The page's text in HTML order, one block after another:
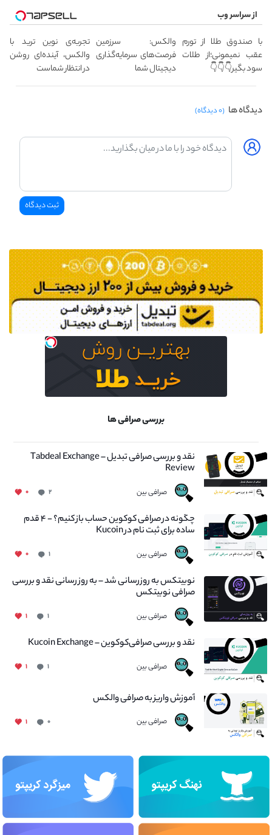
از سراسر وب
با صندوق طلا از تورم
عقب نمیمونی؛از طلات
سود بگیر👇👇👇
والکس: سرزمین
فرصت‌های سرمایه‌گذاری
دیجیتال شما
تجربه‌ی نوین ترید با
والکس، آینده‌ای روشن
در انتظار شماست
دیدگاه ها (۰ دیدگاه)
بررسی صرافی ها
نقد و بررسی صرافی تبدیل – Tabdeal Exchange
Review
صرافی بین ۲ ۰
چگونه در صرافی کوکوین حساب باز کنیم؟ - ۴ قدم
ساده برای ثبت نام در Kucoin
صرافی بین ۱ ۰
نوبیتکس به روزرسانی شد – به روز رسانی نقد و بررسی
صرافی نوبیتکس
صرافی بین ۱ ۱
نقد و بررسی صرافی‌کوکوین – Kucoin Exchange
صرافی بین ۱ ۱
آموزش واریز به صرافی والکس
صرافی بین ۰ ۱